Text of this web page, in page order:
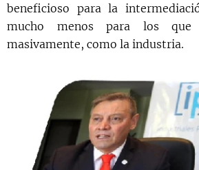
beneficioso para la
mucho menos para los que
masivamente, como la industria.